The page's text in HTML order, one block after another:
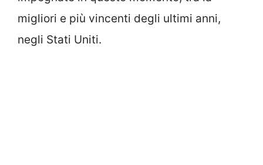
migliori e più vincenti degli ultimi anni,
negli Stati Uniti.